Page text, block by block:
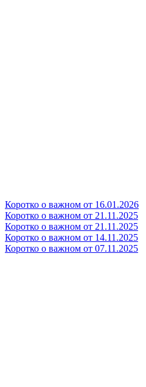
Коротко о важном от 16.01.2026
Коротко о важном от 21.11.2025
Коротко о важном от 21.11.2025
Коротко о важном от 14.11.2025
Коротко о важном от 07.11.2025